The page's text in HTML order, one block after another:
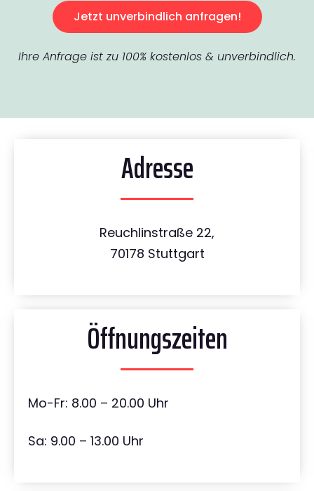
Jetzt unverbindlich anfragen!
Ihre Anfrage ist zu 100% kostenlos & unverbindlich.
Adresse
Reuchlinstraße 22,
70178 Stuttgart
Öffnungszeiten
Mo-Fr: 8.00 – 20.00 Uhr
Sa: 9.00 – 13.00 Uhr